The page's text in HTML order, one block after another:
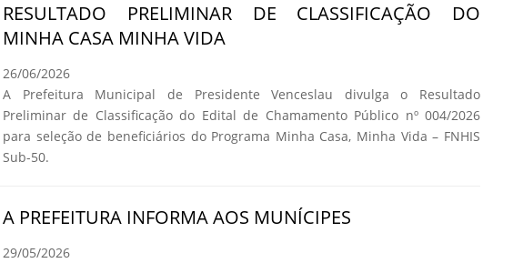
RESULTADO PRELIMINAR DE CLASSIFICAÇÃO DO
MINHA CASA MINHA VIDA
26/06/2026
A Prefeitura Municipal de Presidente Venceslau divulga o Resultado
Preliminar de Classificação do Edital de Chamamento Público nº 004/2026
para seleção de beneficiários do Programa Minha Casa, Minha Vida – FNHIS
Sub-50.
A PREFEITURA INFORMA AOS MUNÍCIPES
29/05/2026